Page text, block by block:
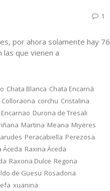
1
por ahora solamente hay 76
las que vienen a
Chata Blanca Chata Encarná
Colloraona corchu Cristalina
Durona de Tresali
Martina Meana Miyeres
Peracabiella Perezosa
Áceda Raxina Áceda
Raxona Dulce Regona
de Güesu Rosadona
xuanina